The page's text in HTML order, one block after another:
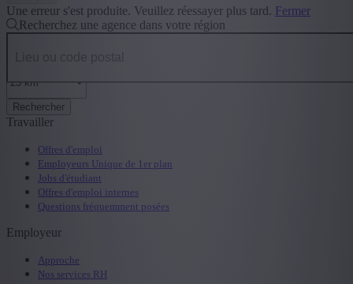
Une erreur s'est produite. Veuillez réessayer plus tard. Fermer
Recherchez une agence dans votre région
Rechercher
Travailler
Offres d'emploi
Employeurs Unique de 1er plan
Jobs d'étudiant
Offres d'emploi internes
Questions fréquemment posées
Employeur
Approche
Nos services RH